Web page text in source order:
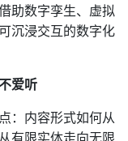
助数字孪生、虚拟
沉浸交互的数字化
爱听
：内容形式如何从
有限实体走向无限